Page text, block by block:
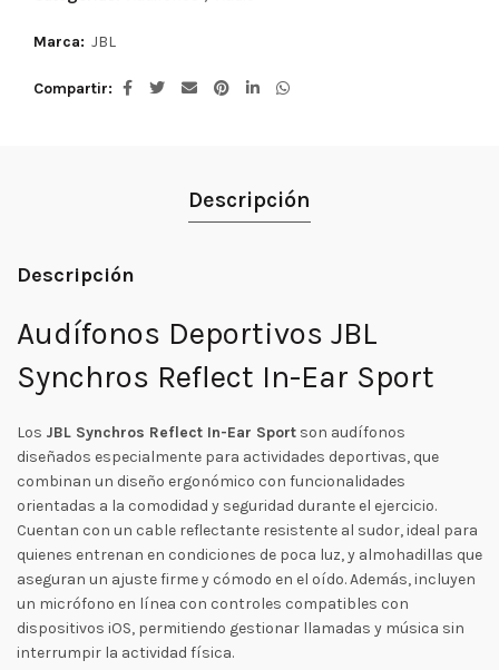
Marca: JBL
Compartir
Descripción
Descripción
Audífonos Deportivos JBL
Synchros Reflect In-Ear Sport
Los JBL Synchros Reflect In-Ear Sport son audífonos
diseñados especialmente para actividades deportivas, que
combinan un diseño ergonómico con funcionalidades
orientadas a la comodidad y seguridad durante el ejercicio.
Cuentan con un cable reflectante resistente al sudor, ideal para
quienes entrenan en condiciones de poca luz, y almohadillas que
aseguran un ajuste firme y cómodo en el oído. Además, incluyen
un micrófono en línea con controles compatibles con
dispositivos iOS, permitiendo gestionar llamadas y música sin
interrumpir la actividad física.